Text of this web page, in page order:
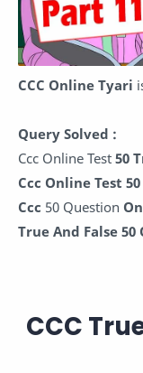
CCC Online Tyari
Query Solved :
Ccc Online Test 50
Ccc Online Test
Ccc 50 Question
True And False 50
CCC